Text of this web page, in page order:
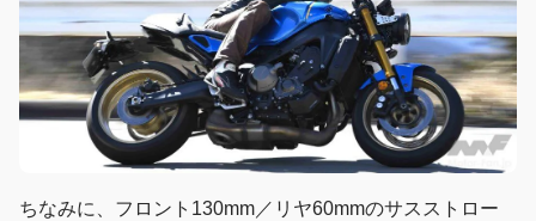
ちなみに、フロント130mm／リヤ60mmのサスストロー